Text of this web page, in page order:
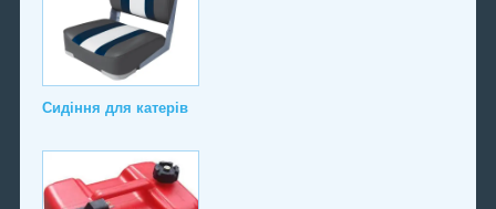
Сидіння для катерів